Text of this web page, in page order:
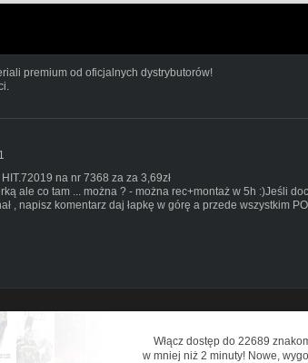
premium od oficjalnych dystrybutorów!
na nr 7368 za za 3,69zł
ale co tam ... można ? - można rec+montaż w 5h :)Jeśli
, napisz komentarz daj łapkę w górę a przede wszystkim
Włącz dostęp do 22689
w mniej niż 2 minuty! Nowe,